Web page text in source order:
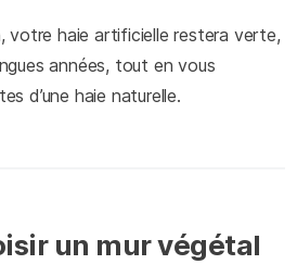
votre haie artificielle restera verte,
années, tout en vous
d’une haie naturelle.
un mur végétal